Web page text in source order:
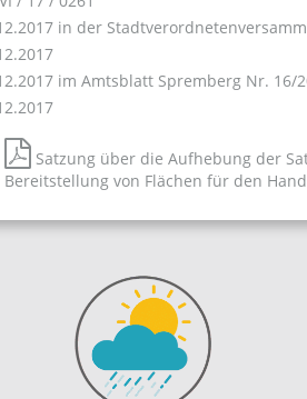
in der
im Amtsblatt Spremberg Nr. 16/
Satzung über die Aufhebung der
Bereitstellung von Flächen für den